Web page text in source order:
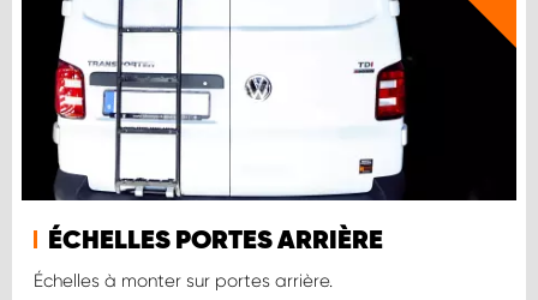
ÉCHELLES PORTES ARRIÈRE
Échelles à monter sur portes arrière.